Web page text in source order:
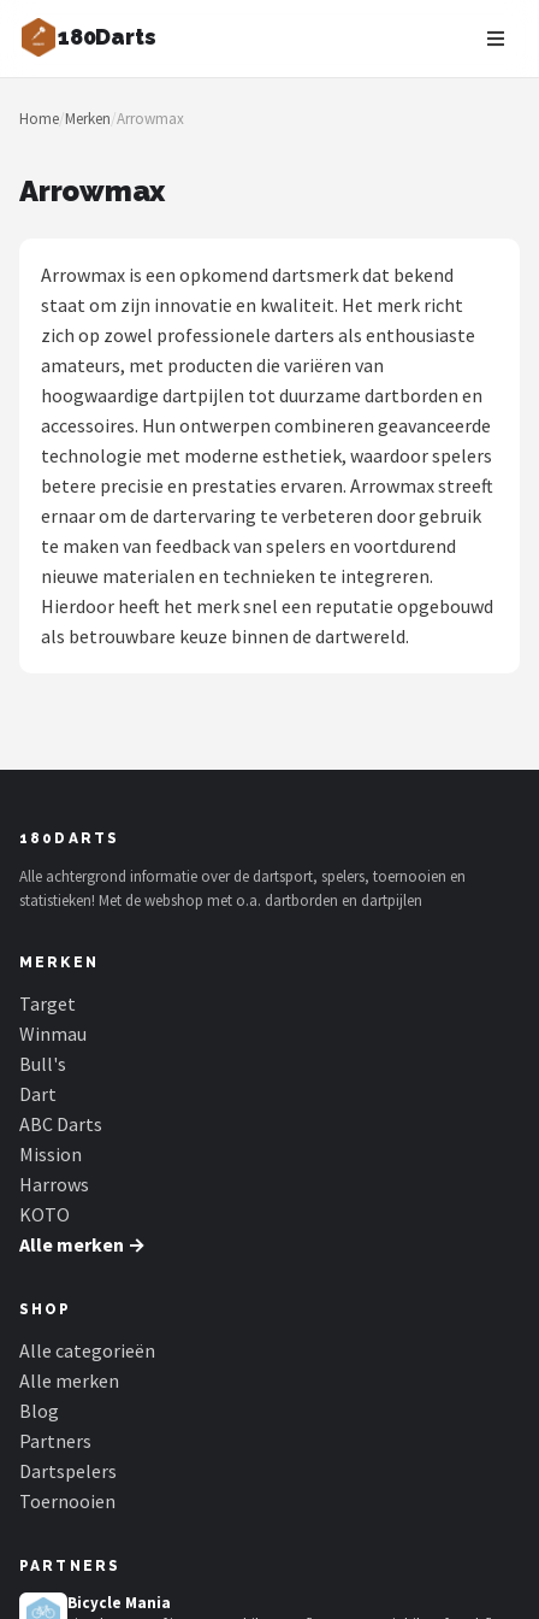
180Darts
Zoeken
NAVIGATIE
Blog
Dartspelers
Toernooien
Spelregels
Uitgooilijst
Dartshop
Dart
ABC Darts
Mission
Harrows
KOTO
Unicorn
Red Dragon
Home/Merken/Arrowmax
Arrowmax
Arrowmax is een opkomend dartsmerk dat bekend
staat om zijn innovatie en kwaliteit. Het merk richt
zich op zowel professionele darters als enthousiaste
amateurs, met producten die variëren van
hoogwaardige dartpijlen tot duurzame dartborden en
accessoires. Hun ontwerpen combineren geavanceerde
technologie met moderne esthetiek, waardoor spelers
betere precisie en prestaties ervaren. Arrowmax streeft
ernaar om de dartervaring te verbeteren door gebruik
te maken van feedback van spelers en voortdurend
nieuwe materialen en technieken te integreren.
Hierdoor heeft het merk snel een reputatie opgebouwd
als betrouwbare keuze binnen de dartwereld.
180DARTS
Alle achtergrond informatie over de dartsport, spelers, toernooien en
statistieken! Met de webshop met o.a. dartborden en dartpijlen
MERKEN
Target
Winmau
Bull's
Dart
ABC Darts
Mission
Harrows
KOTO
Alle merken →
SHOP
Alle categorieën
Alle merken
Blog
Partners
Dartspelers
Toernooien
PARTNERS
Bicycle Mania